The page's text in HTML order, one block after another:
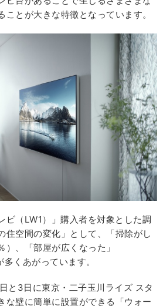
ことが大きな特徴となっています。
ビ（LW1）」購入者を対象とした調
住空間の変化」として、「掃除がし
、「部屋が広くなった」
多くあがっています。
と3日に東京・二子玉川ライズ スタ
な壁に簡単に設置ができる「ウォー